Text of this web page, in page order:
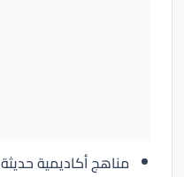
مناهج أكاديمية حديثة